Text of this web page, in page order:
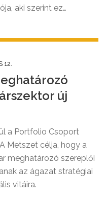
aki szerint ez
a fókusz a
A stratégia egyben
információs
és a hirdetőknek.
12.
új
a Portfolio Csoport
Metszet célja, hogy a
meghatározó szereplői
az ágazat stratégiai
vitáira.